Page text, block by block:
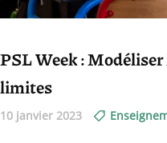
PSL Week :
limites
10 janvier 2023